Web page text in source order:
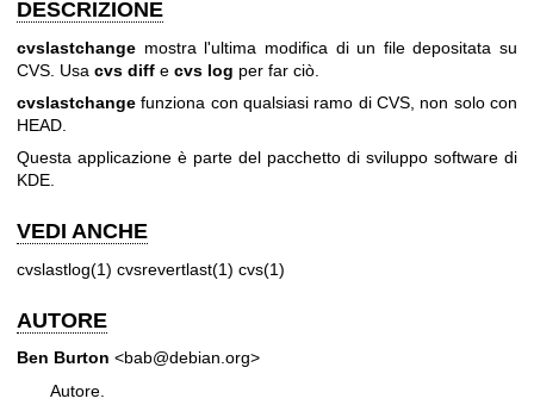
DESCRIZIONE
cvslastchange mostra l'ultima modifica di un file depositata su
CVS. Usa cvs diff e cvs log per far ciò.
cvslastchange funziona con qualsiasi ramo di CVS, non solo con
HEAD.
Questa applicazione è parte del pacchetto di sviluppo software di
KDE.
VEDI ANCHE
cvslastlog(1) cvsrevertlast(1) cvs(1)
AUTORE
Ben Burton <bab@debian.org>
Autore.